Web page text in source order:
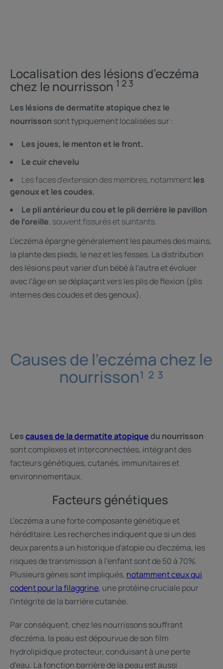
Localisation des lésions d’eczéma
chez le nourrisson 1 2 3
Les lésions de dermatite atopique chez le
nourrisson sont typiquement localisées sur :
Les joues, le menton et le front.
Le cuir chevelu
Les faces d'extension des membres, notammentles
genoux et les coudes.
Le pli antérieur du cou et le pli derrière le pavillon
de l’oreille, souvent fissurés et suintants.
L’eczéma épargne généralement les paumes des mains,
la plante des pieds, le nez et les fesses. La distribution
des lésions peut varier d'un bébé à l'autre et évoluer
avec l'âge en se déplaçant vers les plis de flexion (plis
internes des coudes et des genoux).
Causes de l'eczéma chez le
nourrisson¹ ² ³
Lescauses de la dermatite atopiquedu nourrisson
sont complexes et interconnectées, intégrant des
facteurs génétiques, cutanés, immunitaires et
environnementaux.
Facteurs génétiques
L’eczéma a une forte composante génétique et
héréditaire. Les recherches indiquent que si un des
deux parents a un historique d'atopie ou d'eczéma, les
risques de transmission à l’enfant sont de 50 à 70%.
Plusieurs gènes sont impliqués, notamment ceux qui
codent pour la filaggrine, une protéine cruciale pour
l'intégrité de la barrière cutanée.
Par conséquent, chez les nourrissons souffrant
d'eczéma, la peau est dépourvue de son film
hydrolipidique protecteur, conduisant à une perte
d’eau. La fonction barrière de la peau est aussi